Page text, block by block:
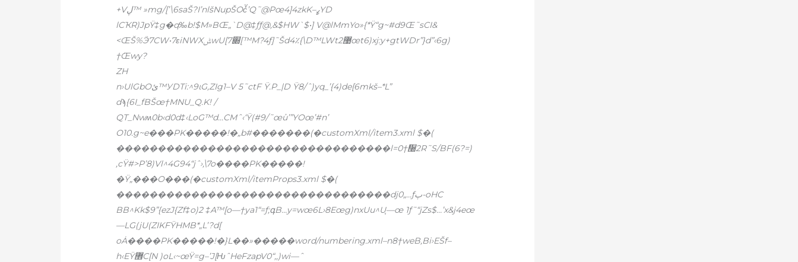
+Vڸ™ »mg/[’\6saŠ?I’nlšNupŠOcͮ’Q˜@Pœ4]4zkK–ߨYD
lCҠR)JpŸ‡g�q‰b!$M»BŒ„`D@‡ƒƒ@,&$HW`$•] V@lMmYo»{*Ÿ“g~#d9Œ˜sCI&
<ŒŠ%Ӭ7CW•7εiNWXݰwU[7׍[™M?4ƒ]˜Šd4٪{\D™LWt޹2œt6)xj:y+gtWDr”}d”‹6g)
†ܿŒwy?
ZH
n›UlGbOئ™УDTi:^9ɩG,ZIg1–V 5˜ctF Ÿ.P_|D Ÿ8/ˆ)yq_’{4)de[6mkš–*L”
dϡ{6I_fBŠœ†MNU_Q.K! /
QT_Nwʍ0b‹d0d‡‹LoG™d…CMˆ‹‘Ÿ(#9/˜œܰu’”YOœ’#n’
O10.g~e���PK�����!�„b#�������(�customXml/item3.xml $�(
���������������������������������l=0†᫠2R˜S/BF(6?=)
‚cŸ#>P’8)Vl^4G94“jˆ›‚\7o����PK�����!
�Ÿ„���O���(�customXml/itemProps3.xml $�(
���������������������������������dj0„…ƒٻ-oHC
BB^Kk$9”{ezJ{Zf‡o)2 ‡A™[o—†ya1“=ƒ;գB…y=wœ6L›8Eœg)nxUu^U֤—œ 1ƒ˜“jZs$…’x&j4eœ
—LG(jU(ZIKFŸHMB*„L’?d[
oȦ����PK�����!�}L��»�����word/numbering.xml–n8†weB,Bi›EŠf–
h‹EŸ޾C[N )oL‹~œŸ=g–’J[ǶˆHeFzapV0“‚,)wi—ˆ